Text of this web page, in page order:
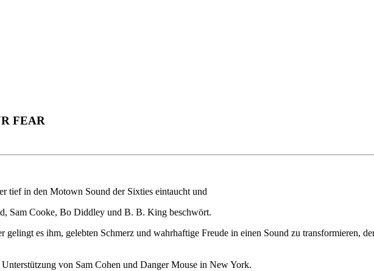
FEAR
tief in den Motown Sound der Sixties eintaucht und
Sam Cooke, Bo Diddley und B. B. King beschwört.
gelingt es ihm, gelebten Schmerz und wahrhaftige Freude in einen Sound zu transformieren,
von Sam Cohen und Danger Mouse in New York.